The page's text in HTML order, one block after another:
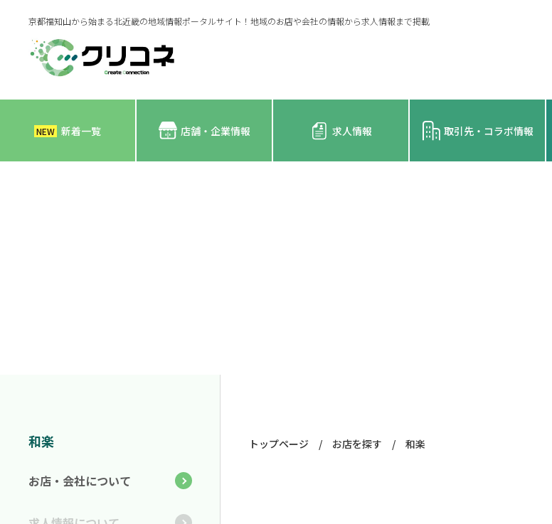
京都福知山から始まる北近畿の地域情報ポータルサイト！地域のお店や会社の情報から求人情報まで掲載
NEW 新着一覧 店舗・企業情報 求人情報 取引先・コラボ情報
トップページ / お店を探す / 和楽
和楽
お店・会社について